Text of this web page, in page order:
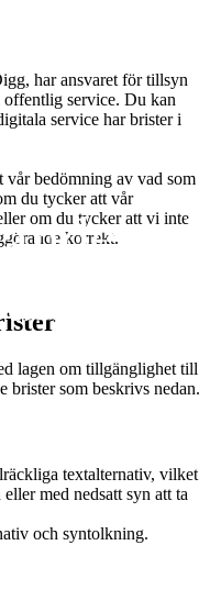
har ansvaret för tillsyn
service. Du kan
service har brister i
vår bedömning av vad som
du tycker att vår
om du tycker att vi inte
korrekt.
lagen om tillgänglighet till
brister som beskrivs nedan.
textalternativ, vilket
med nedsatt syn att ta
och syntolkning.